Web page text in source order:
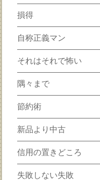
損得
自称正義マン
それはそれで怖い
隅々まで
節約術
新品より中古
信用の置きどころ
失敗しない失敗